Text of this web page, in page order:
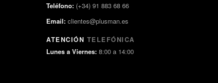
Teléfono: (+34) 91 883 68 66
Email: clientes@plusman.es
ATENCIÓN TELEFÓNICA
Lunes a Viernes: 8:00 a 14:00